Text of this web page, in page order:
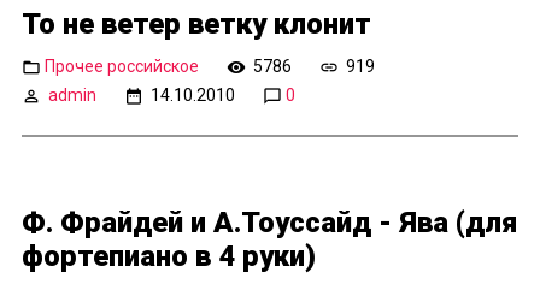
То не ветер ветку клонит
Прочее российское 5786
919
admin
14.10.2010 0
Ф. Фрайдей и А.Тоуссайд - Ява (для
фортепиано в 4 руки)